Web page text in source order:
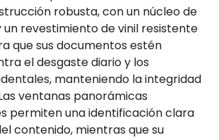
robusta, con un núcleo de
revestimiento de vinil resistente
que sus documentos estén
el desgaste diario y los
manteniendo la integridad
ventanas panorámicas
permiten una identificación clara
contenido, mientras que su